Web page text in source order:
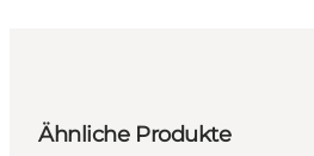
Ähnliche Produkte